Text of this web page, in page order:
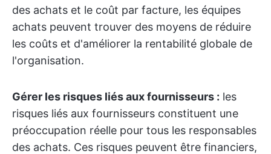
des achats et le coût par facture, les équipes
achats peuvent trouver des moyens de réduire
les coûts et d'améliorer la rentabilité globale de
l'organisation.
Gérer les risques liés aux fournisseurs : les
risques liés aux fournisseurs constituent une
préoccupation réelle pour tous les responsables
des achats. Ces risques peuvent être financiers,